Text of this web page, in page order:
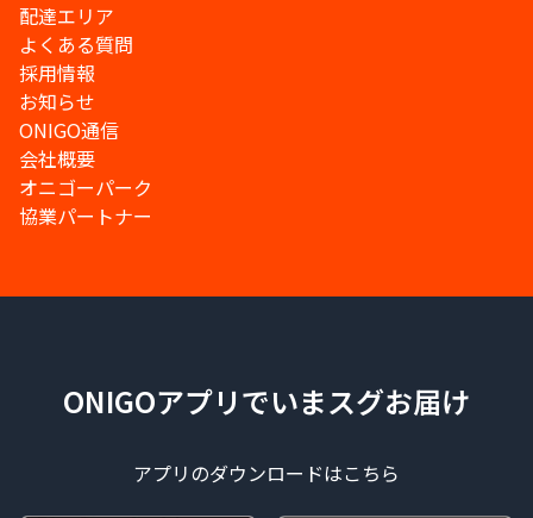
配達エリア
よくある質問
採用情報
お知らせ
ONIGO通信
会社概要
オニゴーパーク
協業パートナー
ONIGOアプリでいまスグお届け
アプリのダウンロードはこちら